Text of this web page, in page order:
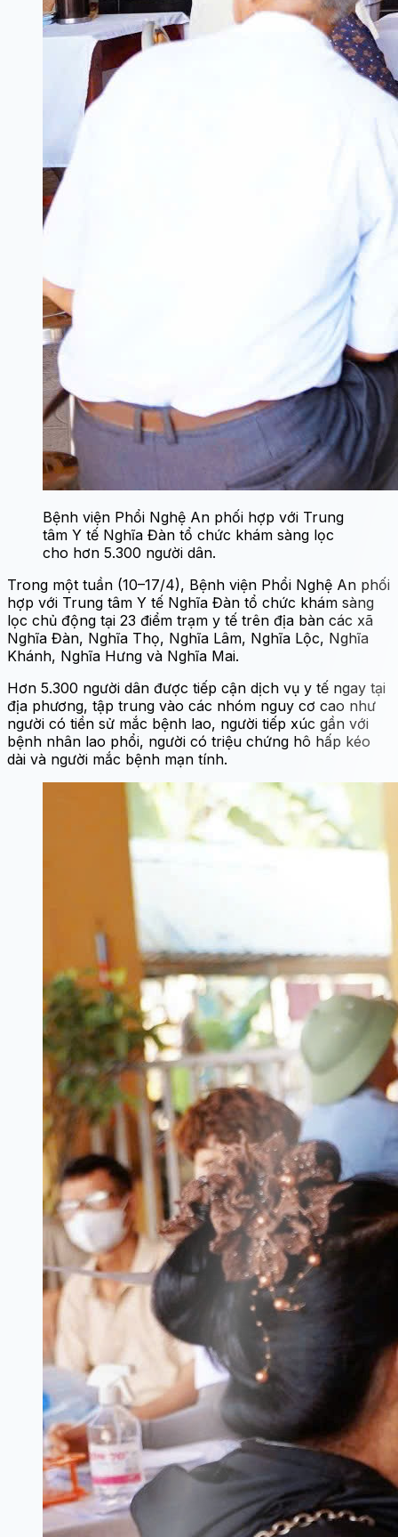
Bệnh viện Phổi Nghệ An phối hợp với Trung
tâm Y tế Nghĩa Đàn tổ chức khám sàng lọc
cho hơn 5.300 người dân.
Trong một tuần (10–17/4), Bệnh viện Phổi Nghệ An phối
hợp với Trung tâm Y tế Nghĩa Đàn tổ chức khám sàng
lọc chủ động tại 23 điểm trạm y tế trên địa bàn các xã
Nghĩa Đàn, Nghĩa Thọ, Nghĩa Lâm, Nghĩa Lộc, Nghĩa
Khánh, Nghĩa Hưng và Nghĩa Mai.
Hơn 5.300 người dân được tiếp cận dịch vụ y tế ngay tại
địa phương, tập trung vào các nhóm nguy cơ cao như
người có tiền sử mắc bệnh lao, người tiếp xúc gần với
bệnh nhân lao phổi, người có triệu chứng hô hấp kéo
dài và người mắc bệnh mạn tính.